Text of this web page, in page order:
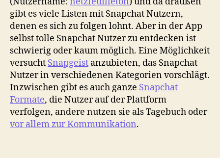
gibt es viele Listen mit Snapchat Nutzern,
denen es sich zu folgen lohnt. Aber in der App
selbst tolle Snapchat Nutzer zu entdecken ist
schwierig oder kaum möglich. Eine Möglichkeit
versucht Snapgeist anzubieten, das Snapchat
Nutzer in verschiedenen Kategorien vorschlägt.
Inzwischen gibt es auch ganze Snapchat
Formate, die Nutzer auf der Plattform
verfolgen, andere nutzen sie als Tagebuch oder
vor allem zur Kommunikation.